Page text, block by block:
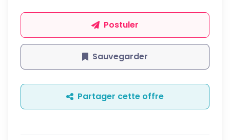
Postuler
Sauvegarder
Partager cette offre